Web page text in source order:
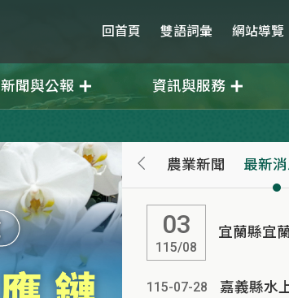
回首頁 雙語詞彙 網站導覽
新聞與公報 資訊與服務
農業新聞 最新
115/08
03 宜蘭縣宜
115-07-28 嘉義縣水